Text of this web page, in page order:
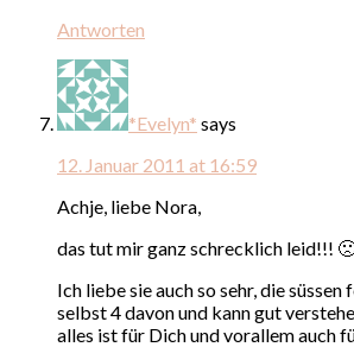
Antworten
*Evelyn* says
12. Januar 2011 at 16:59
Achje, liebe Nora,
das tut mir ganz schrecklich leid!!!
Ich liebe sie auch so sehr, die süssen
selbst 4 davon und kann gut
alles ist für Dich und vorallem auch